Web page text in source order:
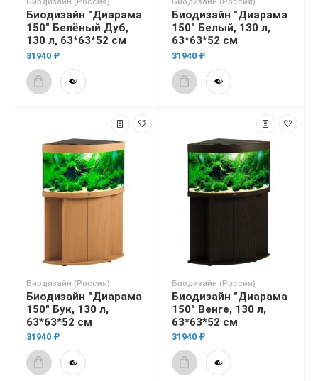
Биодизайн "Диарама
150" Белёный Дуб,
130 л, 63*63*52 см
31940 ₽
Биодизайн "Диарама
150" Белый, 130 л,
63*63*52 см
31940 ₽
Биодизайн (Россия)
Биодизайн "Диарама
150" Бук, 130 л,
63*63*52 см
31940 ₽
Биодизайн (Россия)
Биодизайн "Диарама
150" Венге, 130 л,
63*63*52 см
31940 ₽